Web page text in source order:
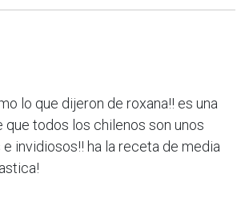
lo que dijeron de roxana!! es una
que todos los chilenos son unos
invidiosos!! ha la receta de media